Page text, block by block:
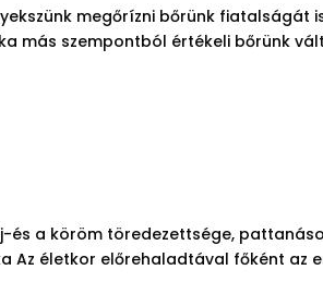
megőrízni bőrünk fiatalságát
más szempontból értékeli bőrünk
és a köröm töredezettsége,
Az életkor előrehaladtával főként az